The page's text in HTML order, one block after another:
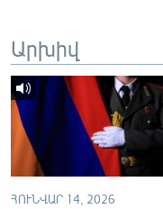
ՀԵՏԵՎԵՔ ՄԵԶ
«Ազատության»
Արխիվ
ՀՈՒՆՎԱՐ 14, 2026